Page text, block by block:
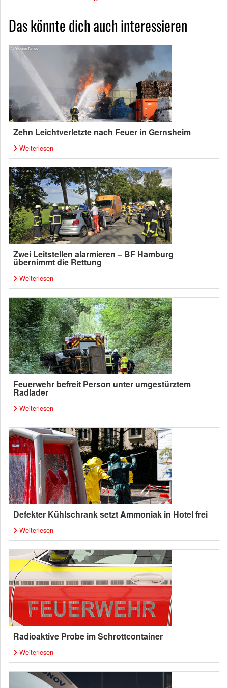
Das könnte dich auch interessieren
Zehn Leichtverletzte nach Feuer in Gernsheim
Weiterlesen
Zwei Leitstellen alarmieren – BF Hamburg
übernimmt die Rettung
Weiterlesen
Feuerwehr befreit Person unter umgestürztem
Radlader
Weiterlesen
Defekter Kühlschrank setzt Ammoniak in Hotel frei
Weiterlesen
Radioaktive Probe im Schrottcontainer
Weiterlesen